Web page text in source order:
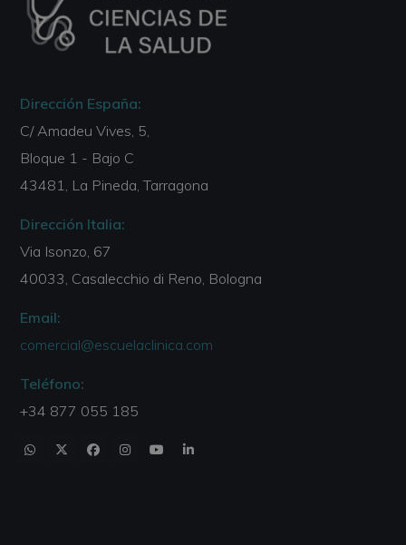
Dirección España:
C/ Amadeu Vives, 5,
Bloque 1 - Bajo C
43481, La Pineda, Tarragona
Dirección Italia:
Via Isonzo, 67
40033, Casalecchio di Reno, Bologna
Email:
comercial@escuelaclinica.com
Teléfono:
+34 877 055 185